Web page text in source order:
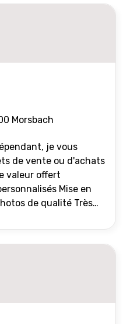
Morsbach
je vous
de vente ou d'achats
Mise en
de qualité Très
des
financiers
Inter agence